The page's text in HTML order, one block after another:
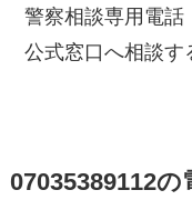
警察相談専用電話
公式窓口へ相談す
07035389112